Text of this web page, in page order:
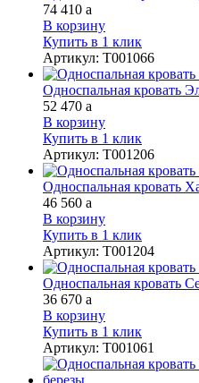
74 410 a
В корзину
Купить в 1 клик
Артикул: Т001066
Односпальная кровать
52 470 a
В корзину
Купить в 1 клик
Артикул: Т001206
Односпальная кровать
46 560 a
В корзину
Купить в 1 клик
Артикул: Т001204
Односпальная кровать
36 670 a
В корзину
Купить в 1 клик
Артикул: Т001061